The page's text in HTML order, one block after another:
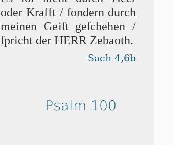
oder Krafft / ſondern durch
mei­nen Geiſt ge­ſche­hen /
ſpricht der HERR Zebaoth.
Sach 4,6b
Psalm 100